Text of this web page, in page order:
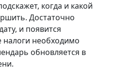
когда и какой
Достаточно
и появится
необходимо
обновляется в